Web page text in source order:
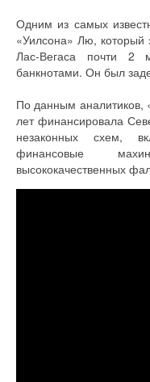
Одним из самых
«Уилсона» Лю, который
Лас-Вегаса почти 2
банкнотами. Он был
По данным аналитиков,
лет финансировала
незаконных схем,
финансовые
высококачественных